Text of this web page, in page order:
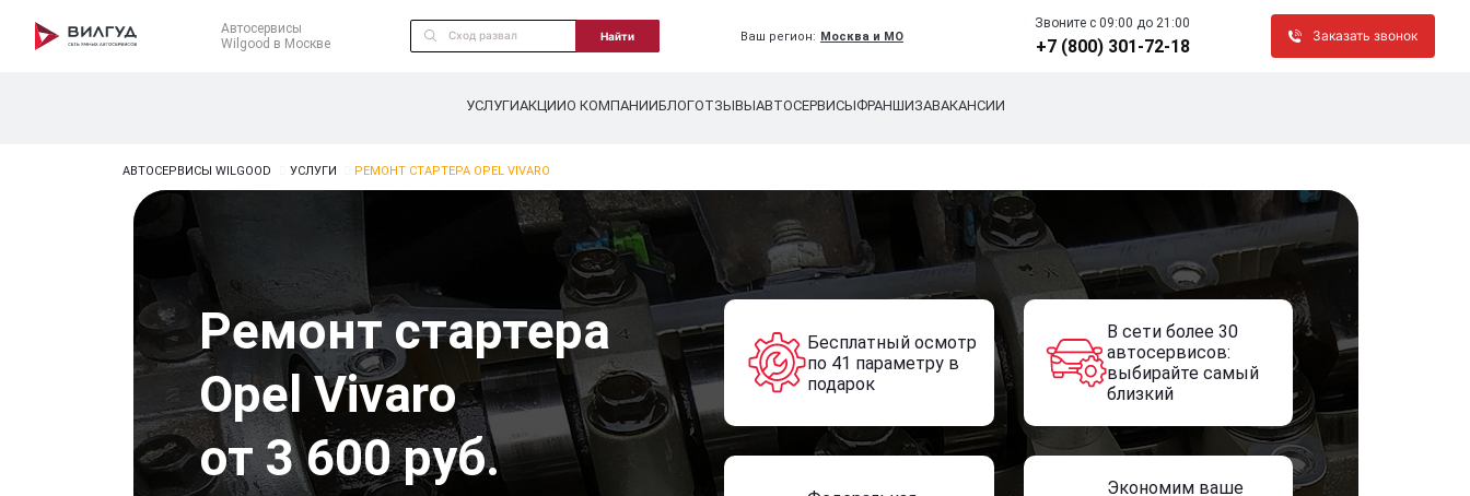
Автосервисы
Wilgood в Москве
Найти Ваш регион: Москва и МО
Звоните c 09:00 до 21:00
+7 (800) 301-72-18
Заказать звонок
УСЛУГИАКЦИИО КОМПАНИИБЛОГОТЗЫВЫАВТОСЕРВИСЫФРАНШИЗАВАКАНСИИ
АВТОСЕРВИСЫ WILGOOD УСЛУГИ РЕМОНТ СТАРТЕРА OPEL VIVARO
Ремонт стартера
Opel Vivaro
от 3 600 руб.
Бесплатный осмотр
по 41 параметру в
подарок
В сети более 30
автосервисов:
выбирайте самый
близкий
Экономим ваше